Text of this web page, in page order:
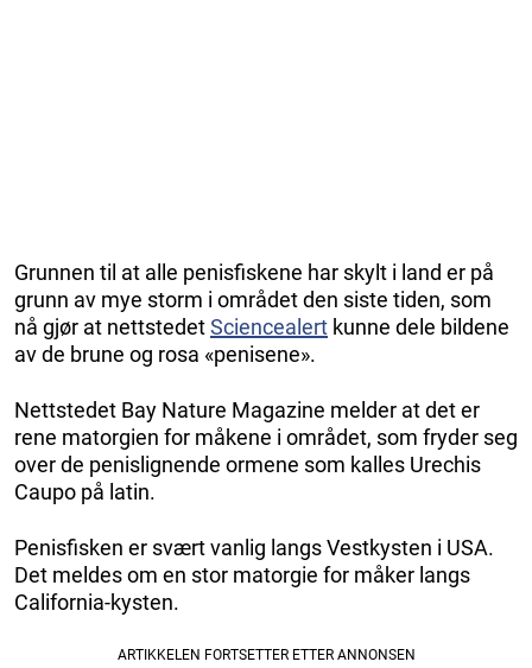
Grunnen til at alle penisfiskene har skylt i land er på
grunn av mye storm i området den siste tiden, som
nå gjør at nettstedetSciencealert kunne dele bildene
av de brune og rosa «penisene».
Nettstedet Bay Nature Magazine melder at det er
rene matorgien for måkene i området, som fryder seg
over de penislignende ormene som kalles Urechis
Caupo på latin.
Penisfisken er svært vanlig langs Vestkysten i USA.
Det meldes om en stor matorgie for måker langs
California-kysten.